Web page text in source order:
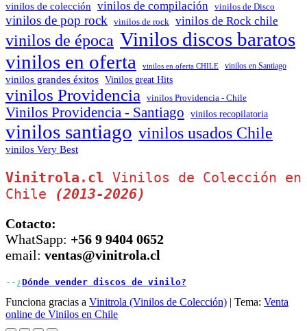
vinilos de colección vinilos de compilación vinilos de Disco
vinilos de pop rock vinilos de rock vinilos de Rock chile
vinilos de época Vinilos discos baratos
vinilos en oferta
vinilos en oferta CHILE vinilos en Santiago
vinilos grandes éxitos Vinilos great Hits
vinilos Providencia vinilos Providencia - Chile
Vinilos Providencia - Santiago vinilos recopilatoria
vinilos santiago vinilos usados Chile
vinilos Very Best
Vinitrola.cl Vinilos de Colección en
Chile
(2013-2026)
Cotacto:
WhatSapp: +56 9 9404 0652
email: ventas@vinitrola.cl
--¿ Dónde vender discos de vinilo?
Funciona gracias a Vinitrola (Vinilos de Colección) | Tema: Venta
online de Vinilos en Chile